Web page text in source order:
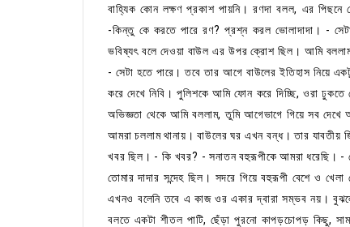
বাহ্যিক কোন লক্ষণ প্রকাশ পায়নি। রণদা বলল, এর
-কিন্তু কে করতে পারে রণ? প্রশ্ন করল ভোলাদাদা। -
ভবিষ্যৎ বলে দেওয়া বাউল এর উপর ক্রোশ ছিল। আমি
- সেটা হতে পারে। তবে তার আগে বাউলের ইতিহাস নিয়ে
করে দেখে নিবি। পুলিশকে আমি ফোন করে দিচ্ছি, ওরা
অভিজ্ঞতা থেকে আমি বললাম, তুমি আগেভাগে গিয়ে সব
আমরা চললাম থানায়। বাউলের ঘর এখন বন্ধ। তার যাবতীয়
খবর ছিল। - কি খবর? - সনাতন বহুরূপীকে আমরা ধরেছি।
তোমার দাদার সন্দেহ ছিল। সদরে গিয়ে বহুরূপী বেশে ও
এখনও বলেনি তবে এ কাজ ওর একার দ্বারা সম্ভব নয়।
বলতে একটা শীতল পাটি, ছেঁড়া পুরনো কাপড়চোপড় কিছু,